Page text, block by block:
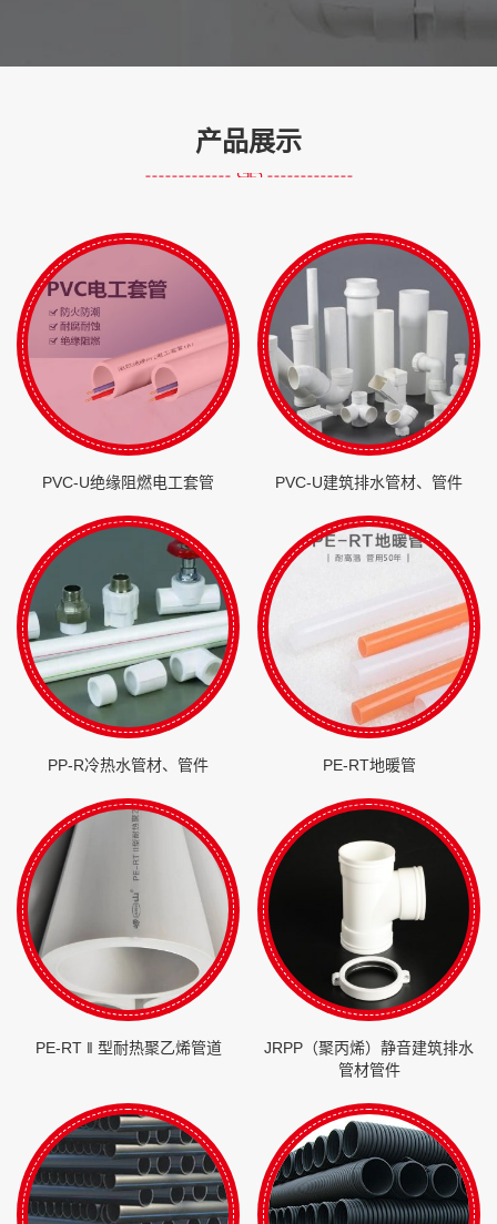
产品展示
PVC-U绝缘阻燃电工套管 PVC-U建筑排水管材、管件
PP-R冷热水管材、管件 PE-RT地暖管
PE-RT ‖ 型耐热聚乙烯管道
JRPP（聚丙烯）静音建筑排水
管材管件